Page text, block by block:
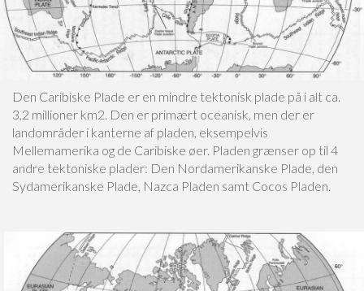
Den Caribiske Plade er en mindre tektonisk plade på i alt ca.
3,2 millioner km2. Den er primært oceanisk, men der er
landområder i kanterne af pladen, eksempelvis
Mellemamerika og de Caribiske øer. Pladen grænser op til 4
andre tektoniske plader: Den Nordamerikanske Plade, den
Sydamerikanske Plade, Nazca Pladen samt Cocos Pladen.